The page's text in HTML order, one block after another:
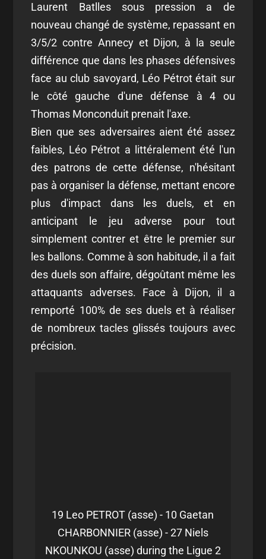
Laurent Batlles sous pression a de
nouveau changé de système, repassant en
3/5/2 contre Annecy et Dijon, à la seule
différence que dans les phases défensives
face au club savoyard, Léo Pétrot était sur
le côté gauche d'une défense à 4 ou
Thomas Monconduit prenait l'axe.
Bien que ses adversaires aient été assez
faibles, Léo Pétrot a littéralement été l'un
des patrons de cette défense, n'hésitant
pas à organiser la défense, mettant encore
plus d'impact dans les duels, et en
anticipant le jeu adverse pour tout
simplement contrer et être le premier sur
les ballons. Comme à son habitude, il a fait
des duels son affaire, dégoûtant même les
attaquants adverses. Face à Dijon, il a
remporté 100% de ses duels et à réaliser
de nombreux tacles glissés toujours avec
précision.
19 Leo PETROT (asse) - 10 Gaetan
CHARBONNIER (asse) - 27 Niels
NKOUNKOU (asse) during the Ligue 2